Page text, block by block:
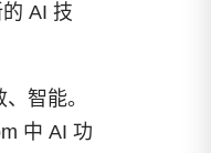
AI 技
智能。
中 AI 功